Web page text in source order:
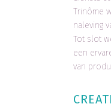
Trinôme
naleving
Tot slot
een
van